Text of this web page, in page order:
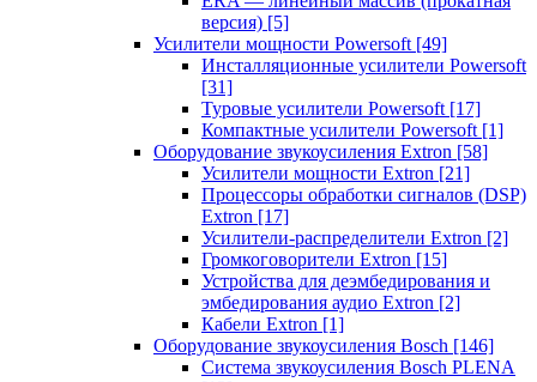
версия) [5]
Усилители мощности Powersoft [49]
Инсталляционные усилители Powersoft
[31]
Туровые усилители Powersoft [17]
Компактные усилители Powersoft [1]
Оборудование звукоусиления Extron [58]
Усилители мощности Extron [21]
Процессоры обработки сигналов (DSP)
Extron [17]
Усилители-распределители Extron [2]
Громкоговорители Extron [15]
Устройства для деэмбедирования и
эмбедирования аудио Extron [2]
Кабели Extron [1]
Оборудование звукоусиления Bosch [146]
Система звукоусиления Bosch PLENA